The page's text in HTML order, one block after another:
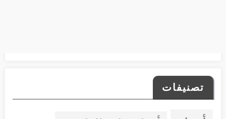
تصنيفات